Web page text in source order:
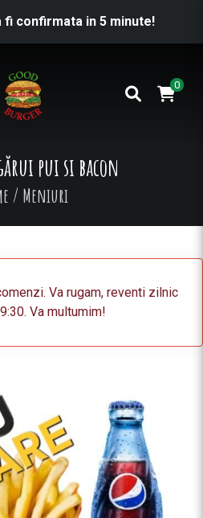
fi confirmata in 5 minute!
0
pui si bacon
/ Meniuri
Va rugam, reventi zilnic
Va multumim!